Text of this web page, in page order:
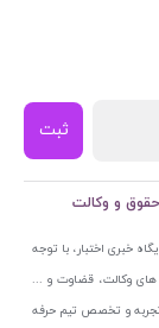
ثبت
حقوق و وکالت
خبری اختبار، با توجه
وکالت، قضاوت و ...
تجربه و تخصص تیم حرفه